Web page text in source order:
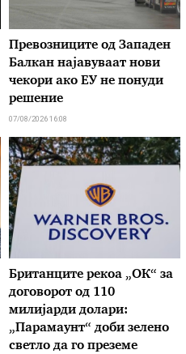
Превозниците од Западен
Балкан најавуваат нови
чекори ако ЕУ не понуди
решение
07/08/2026 16:08
Британците рекоа „ОК“ за
договорот од 110
милијарди долари:
„Парамаунт“ доби зелено
светло да го преземе